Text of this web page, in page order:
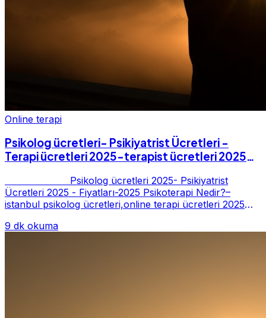
Online terapi
Psikolog ücretleri- Psikiyatrist Ücretleri -
Terapi ücretleri 2025-terapist ücretleri 2025-
Psikolog ücretleri 2025- Psikiyatrist
Ücretleri 2025 - Fiyatları-2025 Psikoterapi Nedir?–
istanbul psikolog ücretleri,online terapi ücretleri 2025
9 dk okuma